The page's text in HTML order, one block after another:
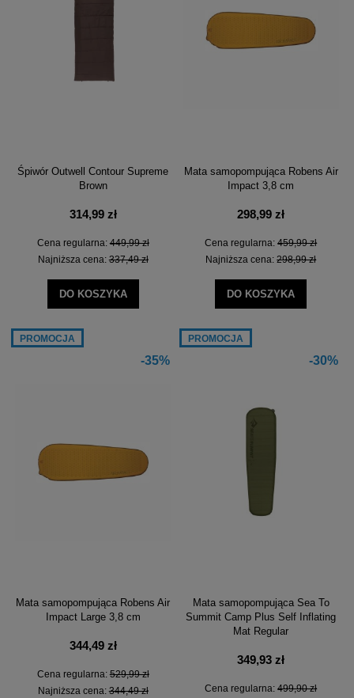
Śpiwór Outwell Contour Supreme
Brown
314,99 zł
Cena regularna:449,99 zł
Najniższa cena:337,49 zł
DO KOSZYKA
Mata samopompująca Robens Air
Impact 3,8 cm
298,99 zł
Cena regularna:459,99 zł
Najniższa cena:298,99 zł
DO KOSZYKA
-35%
Mata samopompująca Robens Air
Impact Large 3,8 cm
344,49 zł
Cena regularna:529,99 zł
Najniższa cena:344,49 zł
PROMOCJA
-30%
Mata samopompująca Sea To
Summit Camp Plus Self Inflating
Mat Regular
349,93 zł
Cena regularna:499,90 zł
PROMOCJA